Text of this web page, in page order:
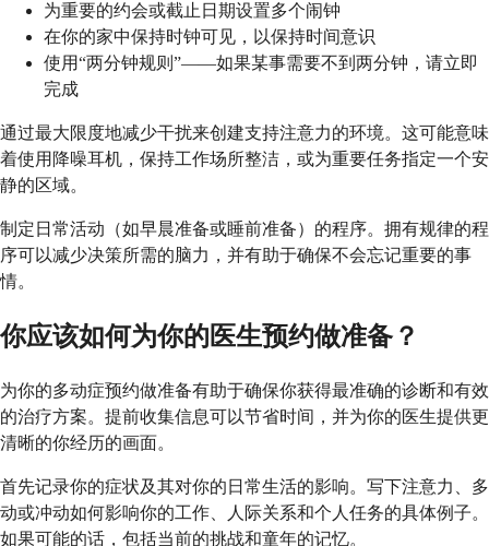
为重要的约会或截止日期设置多个闹钟
在你的家中保持时钟可见，以保持时间意识
使用“两分钟规则”——如果某事需要不到两分钟，请立即
完成
通过最大限度地减少干扰来创建支持注意力的环境。这可能意味
着使用降噪耳机，保持工作场所整洁，或为重要任务指定一个安
静的区域。
制定日常活动（如早晨准备或睡前准备）的程序。拥有规律的程
序可以减少决策所需的脑力，并有助于确保不会忘记重要的事
情。
你应该如何为你的医生预约做准备？
为你的多动症预约做准备有助于确保你获得最准确的诊断和有效
的治疗方案。提前收集信息可以节省时间，并为你的医生提供更
清晰的你经历的画面。
首先记录你的症状及其对你的日常生活的影响。写下注意力、多
动或冲动如何影响你的工作、人际关系和个人任务的具体例子。
如果可能的话，包括当前的挑战和童年的记忆。